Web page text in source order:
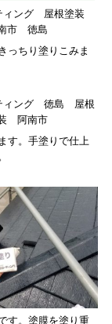
っちり塗りこみま
す。手塗りで仕上
す。塗膜を塗り重